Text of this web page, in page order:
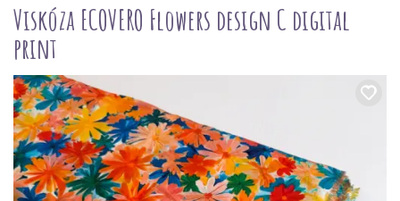
Viskóza ECOVERO Flowers design C digital
print